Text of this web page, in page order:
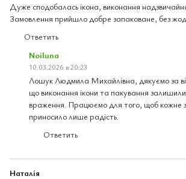
Дуже сподобалась ікона, виконання
Замовлення прийшло добре запаковане, без
Ответить
Noiluna
10.03.2026 в 20:23
Лошук Людмила Михайлівна, дякуємо за
що виконання ікони та пакування залишили
враження. Працюємо для того, щоб кожне
приносило лише радість.
Ответить
Наталія